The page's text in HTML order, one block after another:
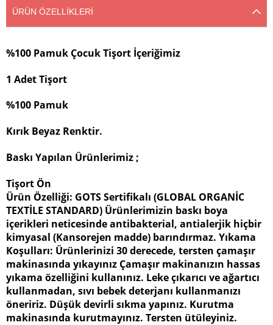
ÜRÜN ÖZELLIKLERI
%100 Pamuk Çocuk Tişort İçeriğimiz
1 Adet Tişort
%100 Pamuk
Kırık Beyaz Renktir.
Baskı Yapılan Ürünlerimiz ;
Tişort Ön
Ürün Özelliği: GOTS Sertifikalı (GLOBAL ORGANİC
TEXTİLE STANDARD) Ürünlerimizin baskı boya
içerikleri neticesinde antibakterial, antialerjik hiçbir
kimyasal (Kansorejen madde) barındırmaz. Yıkama
Koşulları: Ürünlerinizi 30 derecede, tersten çamaşır
makinasında yıkayınız Çamaşır makinanızın hassas
yıkama özelliğini kullanınız. Leke çıkarıcı ve ağartıcı
kullanmadan, sıvı bebek deterjanı kullanmanızı
öneririz. Düşük devirli sıkma yapınız. Kurutma
makinasında kurutmayınız. Tersten ütüleyiniz.